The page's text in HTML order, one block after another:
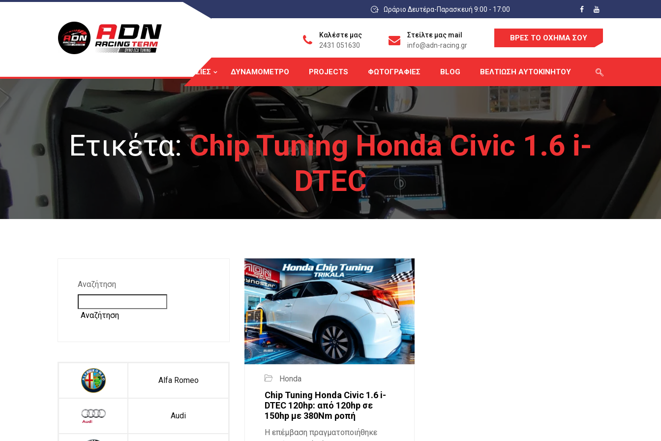
Ωράριο Δευτέρα-Παρασκευή 9:00 - 17:00
Καλέστε μας
2431 051630
Στείλτε μας mail
info@adn-racing.gr
ΒΡΕΣ ΤΟ ΟΧΗΜΑ ΣΟΥ
ΥΠΗΡΕΣΊΕΣ ΔΥΝΑΜΌΜΕΤΡΟ PROJECTS ΦΩΤΟΓΡΑΦΊΕΣ BLOG ΒΕΛΤΊΩΣΗ ΑΥΤΟΚΙΝΉΤΟΥ
Ετικέτα:Chip Tuning Honda Civic 1.6 i-
DTEC
Αναζήτηση
Αναζήτηση
Alfa Romeo
Audi
Honda
Chip Tuning Honda Civic 1.6 i-
DTEC 120hp: από 120hp σε
150hp με 380Nm ροπή
Η επέμβαση πραγματοποιήθηκε